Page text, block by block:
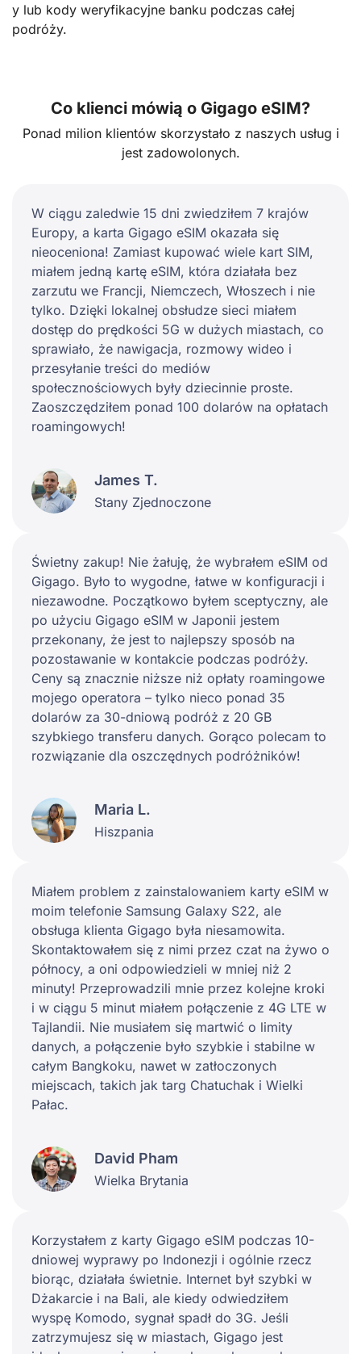
y lub kody weryfikacyjne banku podczas całej
podróży.
Co klienci mówią o Gigago eSIM?
Ponad milion klientów skorzystało z naszych usług i
jest zadowolonych.
W ciągu zaledwie 15 dni zwiedziłem 7 krajów
Europy, a karta Gigago eSIM okazała się
nieoceniona! Zamiast kupować wiele kart SIM,
miałem jedną kartę eSIM, która działała bez
zarzutu we Francji, Niemczech, Włoszech i nie
tylko. Dzięki lokalnej obsłudze sieci miałem
dostęp do prędkości 5G w dużych miastach, co
sprawiało, że nawigacja, rozmowy wideo i
przesyłanie treści do mediów
społecznościowych były dziecinnie proste.
Zaoszczędziłem ponad 100 dolarów na opłatach
roamingowych!
James T.
Stany Zjednoczone
Świetny zakup! Nie żałuję, że wybrałem eSIM od
Gigago. Było to wygodne, łatwe w konfiguracji i
niezawodne. Początkowo byłem sceptyczny, ale
po użyciu Gigago eSIM w Japonii jestem
przekonany, że jest to najlepszy sposób na
pozostawanie w kontakcie podczas podróży.
Ceny są znacznie niższe niż opłaty roamingowe
mojego operatora – tylko nieco ponad 35
dolarów za 30-dniową podróż z 20 GB
szybkiego transferu danych. Gorąco polecam to
rozwiązanie dla oszczędnych podróżników!
Maria L.
Hiszpania
Miałem problem z zainstalowaniem karty eSIM w
moim telefonie Samsung Galaxy S22, ale
obsługa klienta Gigago była niesamowita.
Skontaktowałem się z nimi przez czat na żywo o
północy, a oni odpowiedzieli w mniej niż 2
minuty! Przeprowadzili mnie przez kolejne kroki
i w ciągu 5 minut miałem połączenie z 4G LTE w
Tajlandii. Nie musiałem się martwić o limity
danych, a połączenie było szybkie i stabilne w
całym Bangkoku, nawet w zatłoczonych
miejscach, takich jak targ Chatuchak i Wielki
Pałac.
David Pham
Wielka Brytania
Korzystałem z karty Gigago eSIM podczas 10-
dniowej wyprawy po Indonezji i ogólnie rzecz
biorąc, działała świetnie. Internet był szybki w
Dżakarcie i na Bali, ale kiedy odwiedziłem
wyspę Komodo, sygnał spadł do 3G. Jeśli
zatrzymujesz się w miastach, Gigago jest